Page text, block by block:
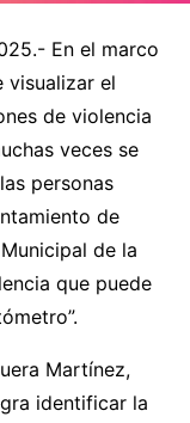
En el marco
visualizar el
de violencia
veces se
personas
de
de la
que puede
Martínez,
identificar la